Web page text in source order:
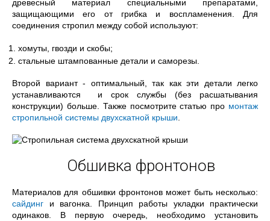
древесный материал специальными препаратами,
защищающими его от грибка и воспламенения. Для
соединения стропил между собой используют:
хомуты, гвозди и скобы;
стальные штампованные детали и саморезы.
Второй вариант - оптимальный, так как эти детали легко
устанавливаются и срок службы (без расшатывания
конструкции) больше. Также посмотрите статью про монтаж
стропильной системы двухскатной крыши
Обшивка фронтонов
Материалов для обшивки фронтонов может быть несколько:
сайдинг и вагонка. Принцип работы укладки практически
одинаков. В первую очередь, необходимо установить